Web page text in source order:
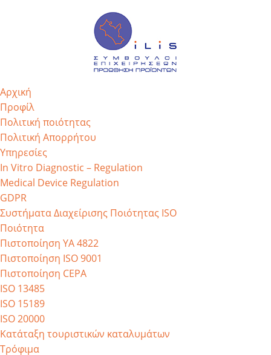
Αρχική
Προφίλ
Πολιτική ποιότητας
Πολιτική Απορρήτου
Υπηρεσίες
In Vitro Diagnostic – Regulation
Medical Device Regulation
GDPR
Συστήματα Διαχείρισης Ποιότητας ISO
Ποιότητα
Πιστοποίηση ΥΑ 4822
Πιστοποίηση ISO 9001
Πιστοποίηση CEPA
ISO 13485
ISO 15189
ISO 20000
Κατάταξη τουριστικών καταλυμάτων
Τρόφιμα